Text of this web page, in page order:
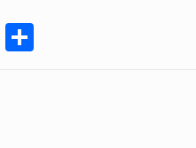
Partilhar